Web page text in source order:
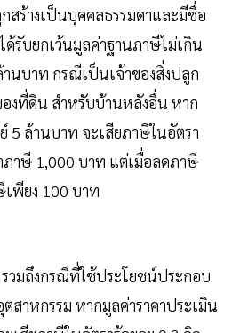
สร้างเป็นบุคคลธรรมดาและมีชื่อ
รับยกเว้นมูลค่าฐานภาษีไม่เกิน
นบาท กรณีเป็นเจ้าของสิ่งปลูก
องที่ดิน สำหรับบ้านหลังอื่น หาก
5 ล้านบาท จะเสียภาษีในอัตรา
ภาษี 1,000 บาท แต่เมื่อลดภาษี
พียง 100 บาท
รวมถึงกรณีที่ใช้ประโยชน์ประกอบ
สาหกรรม หากมูลค่าราคาประเมิน